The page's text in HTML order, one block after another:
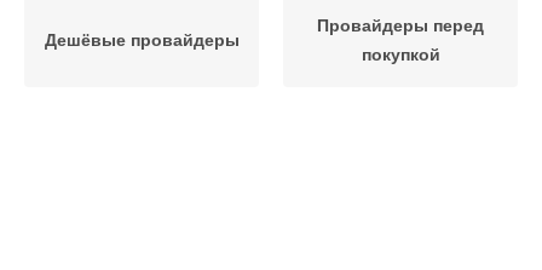
Дешёвые провайдеры
Провайдеры перед
покупкой